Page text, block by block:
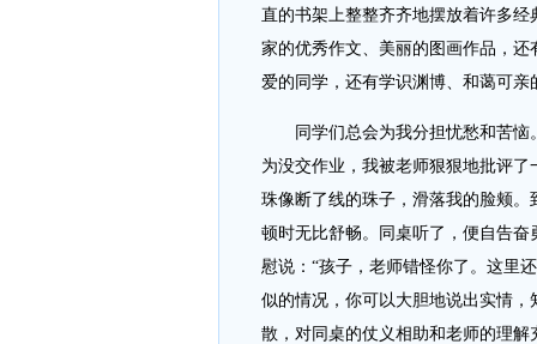
直的书架上整整齐齐地摆放着许多
家的优秀作文、美丽的图画作品，
爱的同学，还有学识渊博、和蔼可亲
同学们总会为我分担忧愁和苦恼
为没交作业，我被老师狠狠地批评
珠像断了线的珠子，滑落我的脸颊
顿时无比舒畅。同桌听了，便自告
慰说：“孩子，老师错怪你了。这里
似的情况，你可以大胆地说出实情
散，对同桌的仗义相助和老师的理解